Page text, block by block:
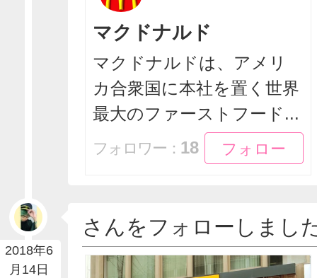
マクドナルド
マクドナルドは、アメリ
カ合衆国に本社を置く世界
最大のファーストフード...
フォロー
フォロー
フォロワー： 18
2018年6
月14日
さんをフォローしまし